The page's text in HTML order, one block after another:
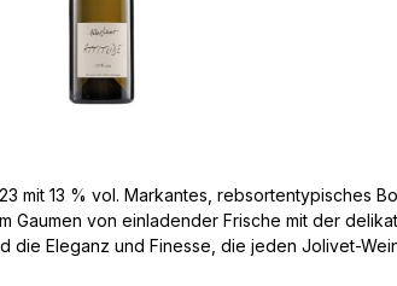
mit 13 % vol. Markantes, rebsortentypisches
Gaumen von einladender Frische mit der
Eleganz und Finesse, die jeden Jolivet-
frischem Spargel, ganz klassisch zum